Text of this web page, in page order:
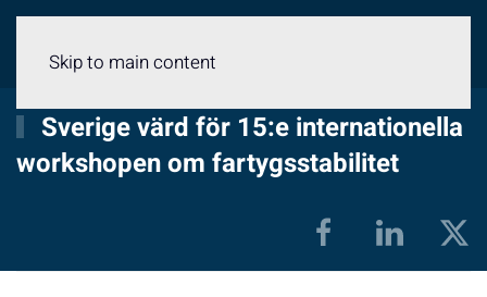
Skip to main content
Sverige värd för 15:e internationella
workshopen om fartygsstabilitet